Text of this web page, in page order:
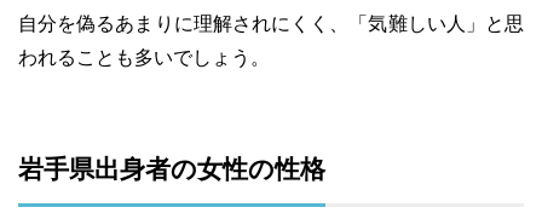
自分を偽るあまりに理解されにくく、「気難しい人」と思
われることも多いでしょう。
岩手県出身者の女性の性格